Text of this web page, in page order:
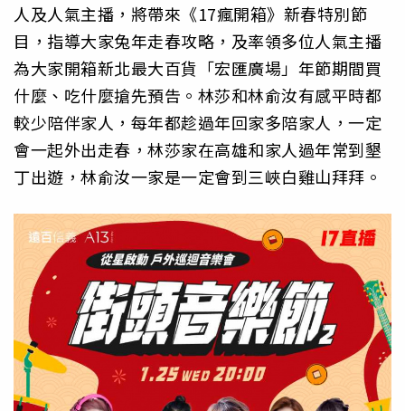
人及人氣主播，將帶來《17瘋開箱》新春特別節
目，指導大家兔年走春攻略，及率領多位人氣主播
為大家開箱新北最大百貨「宏匯廣場」年節期間買
什麼、吃什麼搶先預告。林莎和林俞汝有感平時都
較少陪伴家人，每年都趁過年回家多陪家人，一定
會一起外出走春，林莎家在高雄和家人過年常到墾
丁出遊，林俞汝一家是一定會到三峽白雞山拜拜。